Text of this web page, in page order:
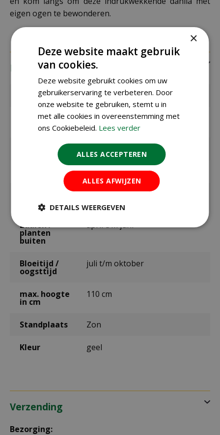
eigen ogen te bewonderen.
Eigenschappen
EAN code 8712438611353
leverancier
101150
I
Zaaien onder
glas / binnen
Maart
Zaaien /
planten
buiten
april t/m juni
Bloeitijd /
oogsttijd
juli t/m oktober
max. hoogte
in cm
110 cm
Standplaats Zon
Kleur geel
Verzending
Bezorging:
×
Deze website maakt gebruik
van cookies.
Deze website gebruikt cookies om uw
gebruikerservaring te verbeteren. Door
onze website te gebruiken, stemt u in
met alle cookies in overeenstemming met
ons Cookiebeleid. Lees verder
ALLES ACCEPTEREN
ALLES AFWIJZEN
DETAILS WEERGEVEN